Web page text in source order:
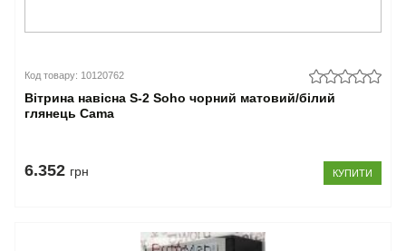
Код товару: 10120762
Вітрина навісна S-2 Soho чорний матовий/білий
глянець Cama
6.352 грн КУПИТИ